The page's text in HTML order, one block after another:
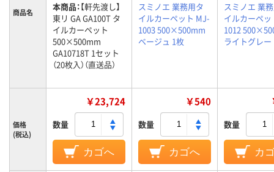
商品名 本商品：【軒先渡し】
東リ GA GA100T タ
イルカーペット
500×500mm
GA10718T 1セット
（20枚入）（直送品）
スミノエ 業務用タ
イルカーペット MJ-
1003 500×500mm
ベージュ 1枚
スミノエ 業
イルカーペ
1012
ライトグレー
価格
(税込)
￥23,724
数量
カゴへ
￥540
数量
カゴへ
数量
カ